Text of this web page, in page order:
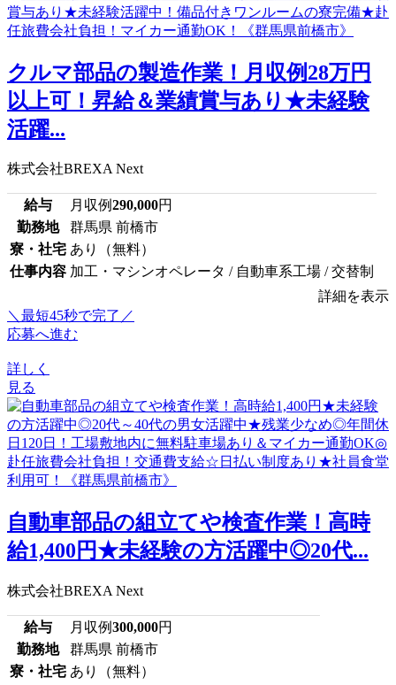
クルマ部品の製造作業！月収例28万円
以上可！昇給＆業績賞与あり★未経験
活躍...
株式会社BREXA Next
給与 月収例290,000円
勤務地
群馬県 前橋市
寮・社宅 あり（無料）
仕事内容 加工・マシンオペレータ / 自動車系工場 / 交替制
詳細を表示
＼最短45秒で完了／
応募へ進む
詳しく
見る
自動車部品の組立てや検査作業！高時
給1,400円★未経験の方活躍中◎20代...
株式会社BREXA Next
給与 月収例300,000円
勤務地
群馬県 前橋市
寮・社宅 あり（無料）